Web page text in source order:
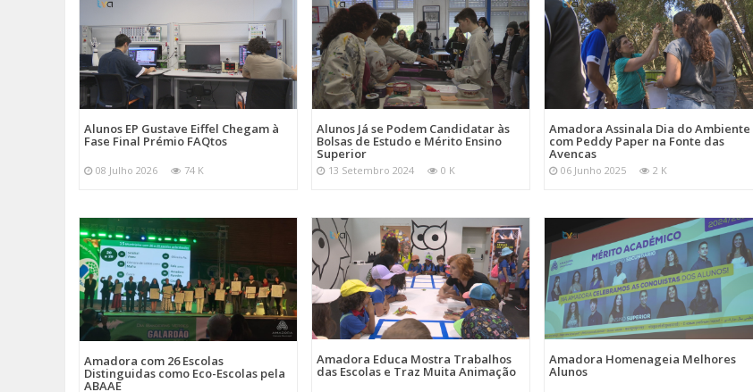
Alunos EP Gustave Eiffel Chegam à
Fase Final Prémio FAQtos
08 Julho 2026 74 K
Alunos Já se Podem Candidatar às
Bolsas de Estudo e Mérito Ensino
Superior
13 Setembro 2024 0 K
Amadora Assinala Dia do Ambiente
com Peddy Paper na Fonte das
Avencas
06 Junho 2025 2 K
Amadora com 26 Escolas
Distinguidas como Eco-Escolas pela
ABAAE
Amadora Educa Mostra Trabalhos
das Escolas e Traz Muita Animação
Amadora Homenageia Melhores
Alunos